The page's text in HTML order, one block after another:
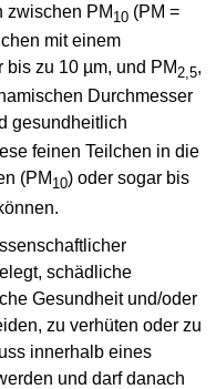
zwischen PM 10(PM =
mit einem
zu 10 µm, und PM2,5,
Durchmesser
gesundheitlich
feinen Teilchen in die
(PM 10) oder sogar bis
schädliche
Gesundheit und/oder
zu verhüten oder zu
innerhalb eines
und darf danach